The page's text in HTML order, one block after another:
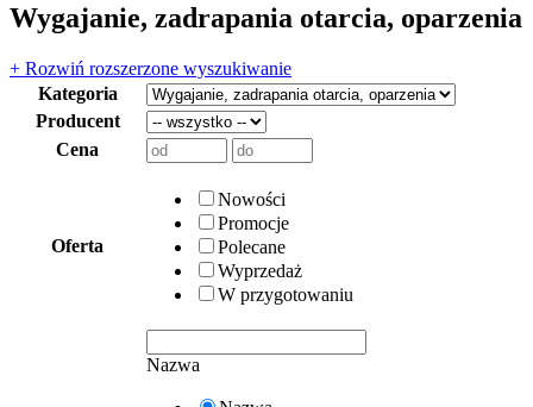
Wygajanie, zadrapania otarcia, oparzenia
+ Rozwiń rozszerzone wyszukiwanie
Kategoria
Producent
Cena
Oferta
Nowości
Promocje
Polecane
Wyprzedaż
W przygotowaniu
Nazwa